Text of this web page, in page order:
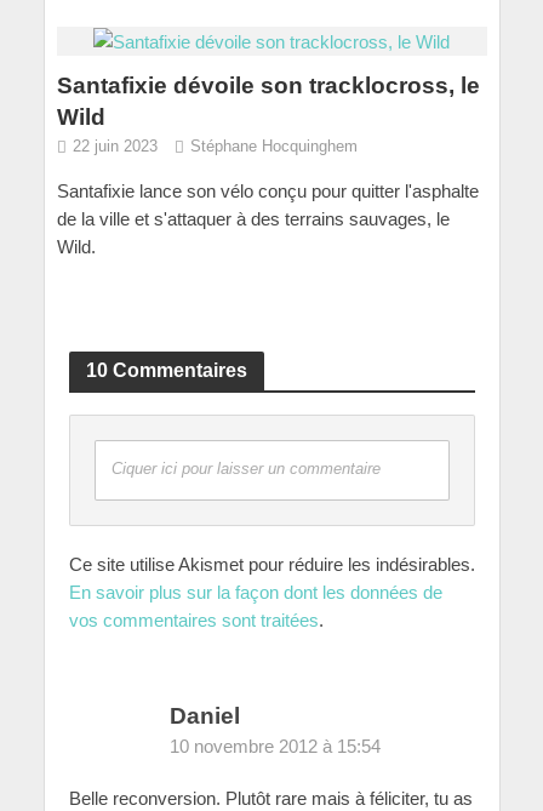
Santafixie dévoile son tracklocross, le
Wild
22 juin 2023 Stéphane Hocquinghem
Santafixie lance son vélo conçu pour quitter l'asphalte
de la ville et s'attaquer à des terrains sauvages, le
Wild.
10 Commentaires
Ciquer ici pour laisser un commentaire
Ce site utilise Akismet pour réduire les indésirables.
En savoir plus sur la façon dont les données de
vos commentaires sont traitées.
Daniel
10 novembre 2012 à 15:54
Belle reconversion. Plutôt rare mais à féliciter, tu as